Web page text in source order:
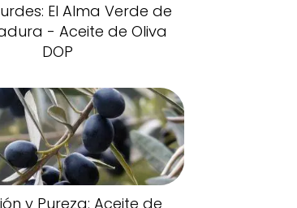
El Alma Verde de
- Aceite de Oliva
DOP
y Pureza: Aceite de